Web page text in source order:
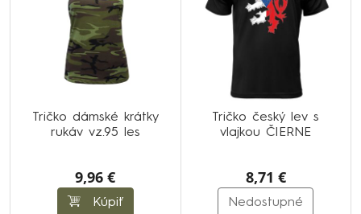
Tričko dámské krátky
rukáv vz.95 les
9,96 €
Kúpiť
Tričko český lev s
vlajkou ČIERNE
8,71 €
Nedostupné